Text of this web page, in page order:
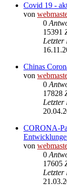
Covid 19 -
von
0
15391
Letzter
Chinas
von
0
17828
Letzter
CORONA-
von
0
17605
Letzter